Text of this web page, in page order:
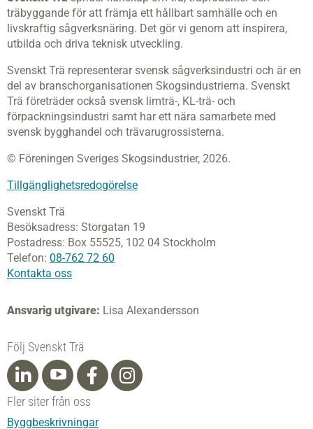
träbyggande för att främja ett hållbart samhälle och en
livskraftig sågverksnäring. Det gör vi genom att inspirera,
utbilda och driva teknisk utveckling.
Svenskt Trä representerar svensk sågverksindustri och är en
del av branschorganisationen Skogsindustrierna. Svenskt
Trä företräder också svensk limträ-, KL-trä- och
förpackningsindustri samt har ett nära samarbete med
svensk bygghandel och trävarugrossisterna.
© Föreningen Sveriges Skogsindustrier, 2026.
Tillgänglighetsredogörelse
Svenskt Trä
Besöksadress: Storgatan 19
Postadress: Box 55525, 102 04 Stockholm
Telefon: 08-762 72 60
Kontakta oss
Ansvarig utgivare: Lisa Alexandersson
Följ Svenskt Trä
Fler siter från oss
Byggbeskrivningar